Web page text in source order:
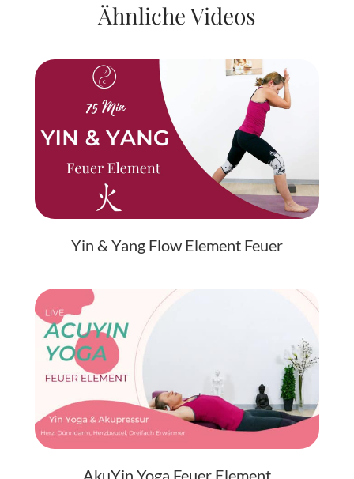
Ähnliche Videos
Yin & Yang Flow Element Feuer
AkuYin Yoga Feuer Element